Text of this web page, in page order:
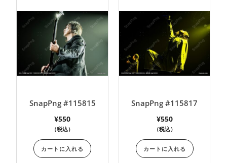
SnapPng #115815
¥550
（税込）
カートに入れる
SnapPng #115817
¥550
（税込）
カートに入れる